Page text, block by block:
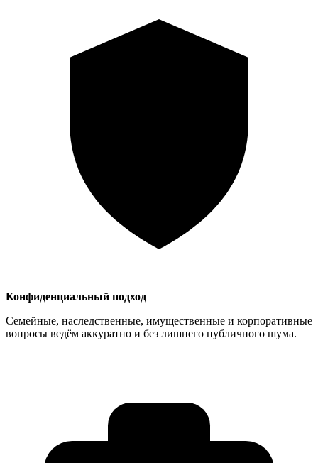
Конфиденциальный подход
Семейные, наследственные, имущественные и корпоративные
вопросы ведём аккуратно и без лишнего публичного шума.